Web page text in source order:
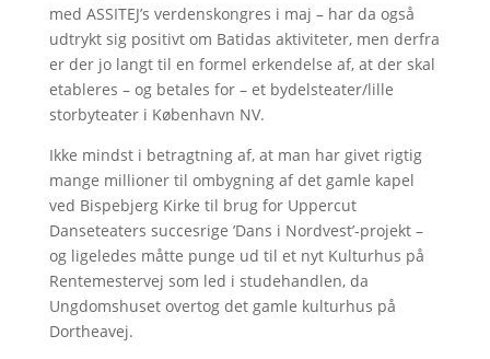
med ASSITEJ’s verdenskongres i maj – har da også
udtrykt sig positivt om Batidas aktiviteter, men derfra
er der jo langt til en formel erkendelse af, at der skal
etableres – og betales for – et bydelsteater/lille
storbyteater i København NV.
Ikke mindst i betragtning af, at man har givet rigtig
mange millioner til ombygning af det gamle kapel
ved Bispebjerg Kirke til brug for Uppercut
Danseteaters succesrige ’Dans i Nordvest’-projekt –
og ligeledes måtte punge ud til et nyt Kulturhus på
Rentemestervej som led i studehandlen, da
Ungdomshuset overtog det gamle kulturhus på
Dortheavej.